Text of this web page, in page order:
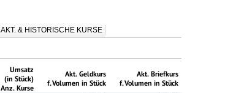
AKT. & HISTORISCHE KURSE
Umsatz
(in Stück)
Anz. Kurse
Akt. Geldkurs
f. Volumen in Stück
Akt. Briefkurs
f. Volumen in Stück